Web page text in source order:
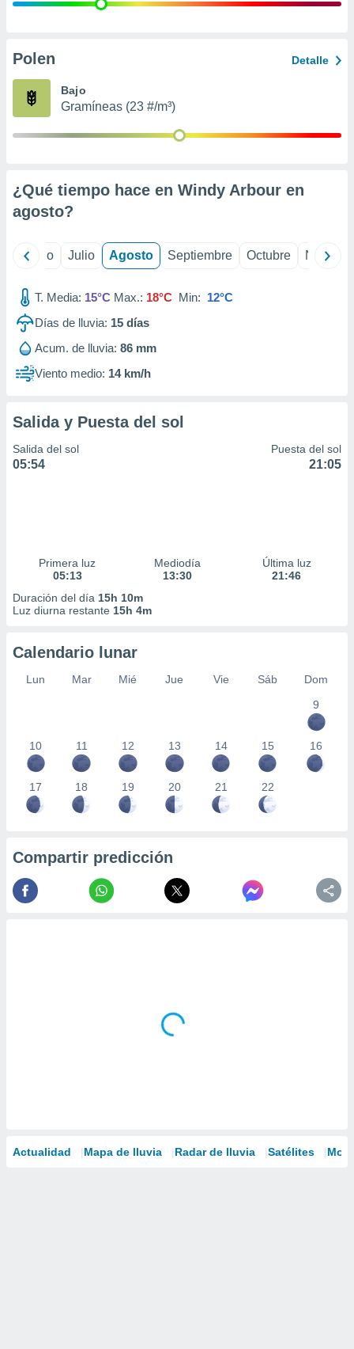
publicidad
de
Polen Detalle
Bajo
Gramíneas (23 #/m³)
¿Qué tiempo hace en Windy Arbour en
agosto?
Junio Julio Agosto Septiembre Octubre
T. Media: 15°C Max.: 18°C Min: 12°C
Días de lluvia: 15 días
Acum. de lluvia: 86 mm
Viento medio: 14 km/h
Salida y Puesta del sol
Salida del sol
05:54
Puesta del sol
21:05
Primera luz
05:13
Mediodía
13:30
Última luz
21:46
Duración del día 15h 10m
Luz diurna restante 15h 4m
Calendario lunar
Lun Mar Mié Jue Vie Sáb
Dom
9
10 11 12 13 14 15 16
17 18 19 20 21 22
Compartir predicción
Actualidad Mapa de lluvia Radar de lluvia Satélites